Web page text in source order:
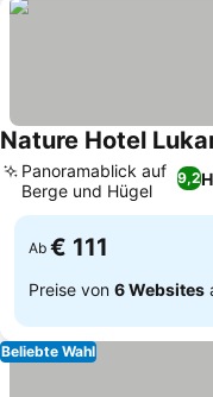
Nature Hotel
9,2
Panoramablick auf
Berge und Hügel
Ab € 111
Preise von 6 Websites
Beliebte Wahl